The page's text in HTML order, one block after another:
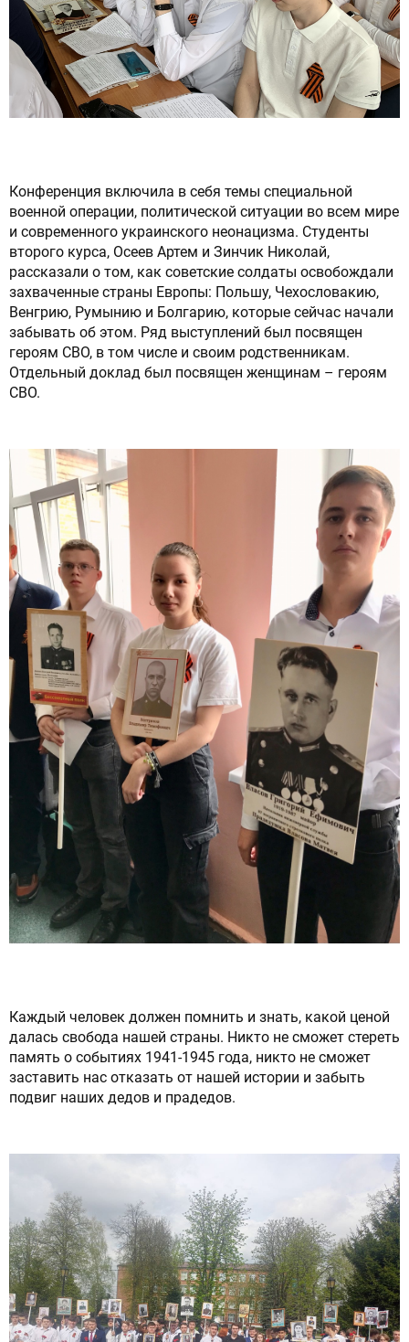
Конференция включила в себя темы специальной
военной операции, политической ситуации во всем мире
и современного украинского неонацизма. Студенты
второго курса, Осеев Артем и Зинчик Николай,
рассказали о том, как советские солдаты освобождали
захваченные страны Европы: Польшу, Чехословакию,
Венгрию, Румынию и Болгарию, которые сейчас начали
забывать об этом. Ряд выступлений был посвящен
героям СВО, в том числе и своим родственникам.
Отдельный доклад был посвящен женщинам – героям
СВО.
Каждый человек должен помнить и знать, какой ценой
далась свобода нашей страны. Никто не сможет стереть
память о событиях 1941-1945 года, никто не сможет
заставить нас отказать от нашей истории и забыть
подвиг наших дедов и прадедов.